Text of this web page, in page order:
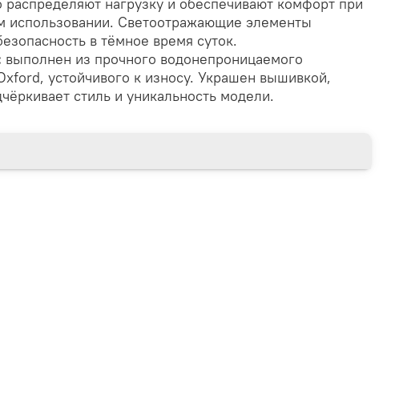
использовании. Светоотражающие элементы
в тёмное время суток.
выполнен из прочного водонепроницаемого
устойчивого к износу. Украшен вышивкой,
стиль и уникальность модели.